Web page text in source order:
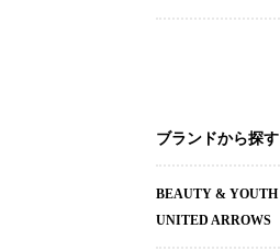
ブランドから探す
BEAUTY & YOUTH
UNITED ARROWS